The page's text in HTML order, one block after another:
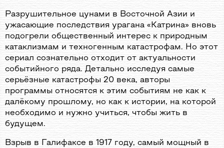
Разрушительное цунами в Восточной Азии и
ужасающие последствия урагана «Катрина» вновь
подогрели общественный интерес к природным
катаклизмам и техногенным катастрофам. Но этот
сериал сознательно отходит от актуальности
событийного ряда. Детально исследуя самые
серьёзные катастрофы 20 века, авторы
программы относятся к этим событиям не как к
далёкому прошлому, но как к истории, на которой
необходимо и нужно учиться, чтобы жить в
будущем.
Взрыв в Галифаксе в 1917 году, самый мощный в